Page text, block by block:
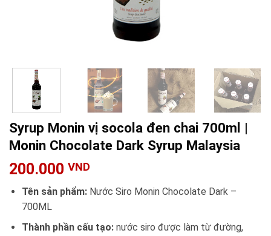
Syrup Monin vị socola đen chai 700ml |
Monin Chocolate Dark Syrup Malaysia
200.000 VND
Tên sản phẩm:Nước Siro Monin Chocolate Dark –
700ML
Thành phần cấu tạo:nước siro được làm từ đường,